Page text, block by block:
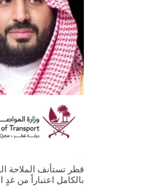
ولي العهد السعودي
للرئيس الأميركي
الحوار لخفض التصعيد
قطر تستأنف الملاحة
بالكامل اعتباراً من غدٍ